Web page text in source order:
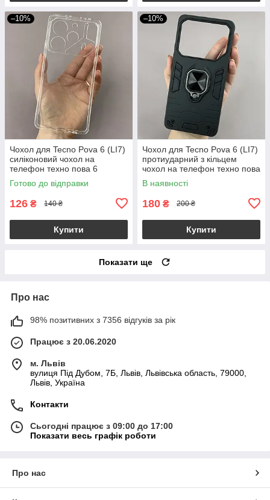
–10%
Чохол для Tecno Pova 6 (LI7)
силіконовий чохол на
телефон техно пова 6
прозорий nsp
Готово до відправки
126 ₴ 140 ₴
Купити
–10%
Чохол для Tecno Pova 6 (LI7)
протиударний з кільцем
чохол на телефон техно пова
6 чорний q4l
В наявності
180 ₴ 200 ₴
Купити
Показати ще
Про нас
98% позитивних з 7356 відгуків за рік
Працює з 20.06.2020
м. Львів
вулиця Під Дубом, 7Б, Львів, Львівська область, 79000,
Львів, Україна
Контакти
Сьогодні працює з 09:00 до 17:00
Показати весь графік роботи
Про нас